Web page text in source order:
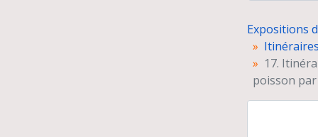
Expositions
17.
poisson par